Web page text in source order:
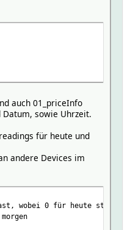
auch 01_priceInfo
sowie Uhrzeit.
für heute und
andere Devices im
wobei 0 für heute steht